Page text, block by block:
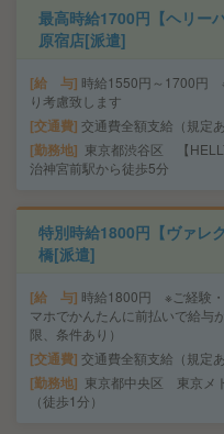
最高時給1700円【ヘリー
原宿店[派遣]
給 与 時給1550円～1700円
り考慮致します
交通費 交通費全額支給（規定あ
勤務地
東京都渋谷区 【
治神宮前駅から徒歩5分
特別時給1800円【ヴァ
橋[派遣]
給 与 時給1800円 ※ご経験
マホでかんたんに前払いで給与
限、条件あり）
交通費 交通費全額支給（規定あ
勤務地
東京都中央区 東京メ
（徒歩1分）